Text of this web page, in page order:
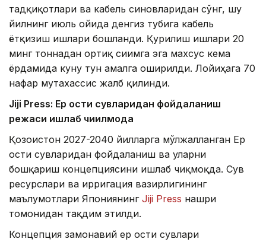
тадқиқотлари ва кабель синовларидан сўнг, шу
йилнинг июль ойида денгиз тубига кабель
ётқизиш ишлари бошланди. Қурилиш ишлари 20
минг тоннадан ортиқ сиғимга эга махсус кема
ёрдамида куну тун амалга оширилди. Лойиҳага 70
нафар мутахассис жалб қилинди.
Jiji Press: Ер ости сувларидан фойдаланиш
режаси ишлаб чиқилмоқда
Қозоғистон 2027-2040 йилларга мўлжалланган Ер
ости сувларидан фойдаланиш ва уларни
бошқариш концепциясини ишлаб чиқмоқда. Сув
ресурслари ва ирригация вазирлигининг
маълумотлари Япониянинг Jiji Press нашри
томонидан тақдим этилди.
Концепция замонавий ер ости сувлари